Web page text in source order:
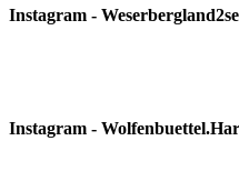
Instagram -
Instagram -